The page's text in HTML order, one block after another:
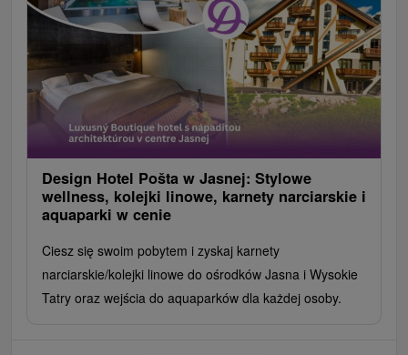
Design Hotel Pošta w Jasnej: Stylowe
wellness, kolejki linowe, karnety narciarskie i
aquaparki w cenie
Ciesz się swoim pobytem i zyskaj karnety
narciarskie/kolejki linowe do ośrodków Jasna i Wysokie
Tatry oraz wejścia do aquaparków dla każdej osoby.